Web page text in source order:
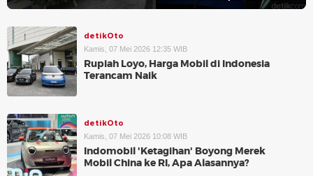
detikOto
Kamis, 07 Mei 2026 12:35 WIB
Rupiah Loyo, Harga Mobil di Indonesia
Terancam Naik
detikOto
Kamis, 07 Mei 2026 10:08 WIB
Indomobil 'Ketagihan' Boyong Merek
Mobil China ke RI, Apa Alasannya?